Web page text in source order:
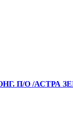
П/О /АСТРА